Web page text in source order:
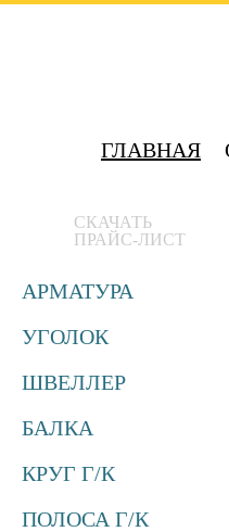
ГЛАВНАЯ
СКАЧАТЬ
ПРАЙС-ЛИСТ
АРМАТУРА
УГОЛОК
ШВЕЛЛЕР
БАЛКА
КРУГ Г/К
ПОЛОСА Г/К